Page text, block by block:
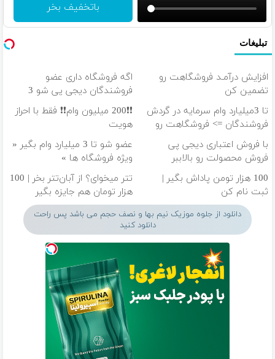
باتخفیف بخر
تبلیغات
افزایش درآمـد فروشگاهت رو
تضمین کن
اگه فروشگاه داری عضو
فروشندگان دیجی پی شو 3
میلیارد وام بگیر
تا 3میلیارد وام سرمایه در گردش
فروشندگان => فروشگاهت رو
ثبت کن
❗❗200 میلیون وام❗❗ فقط با احراز
هویت
با فروش اعتباری دیجی پی
فروش محصولت رو بالاببر
عضو شو تا 3 میلیارد وام بگیر «
ویژه فروشگاه ها »
100 هزار تومن پاداش بگیر |
ثبت نام کن
تتر میخوای؟ از آبان‌تتر بخر | 100
هزار تومان هم جایزه بگیر
دانلود از جلوه موزیک نیم بها و نصف حجم می باشد پس راحت
دانلود کنید